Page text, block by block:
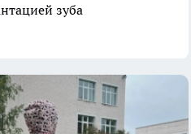
зуба